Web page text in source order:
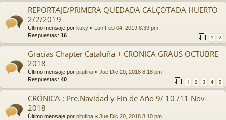
REPORTAJE/PRIMERA QUEDADA CALÇOTADA HUERTO
2/2/2019
Último mensaje por kuky « Lun Feb 04, 2019 8:39 pm
Respuestas: 16 1 2
Gracias Chapter Cataluña + CRONICA GRAUS OCTUBRE
2018
Último mensaje por pitufina « Jue Dic 20, 2018 8:18 pm
Respuestas: 40 1 2 3 4 5
CRÓNICA : Pre.Navidad y Fin de Año 9/ 10 /11 Nov-
2018
Último mensaje por pitufina « Jue Dic 20, 2018 8:10 pm